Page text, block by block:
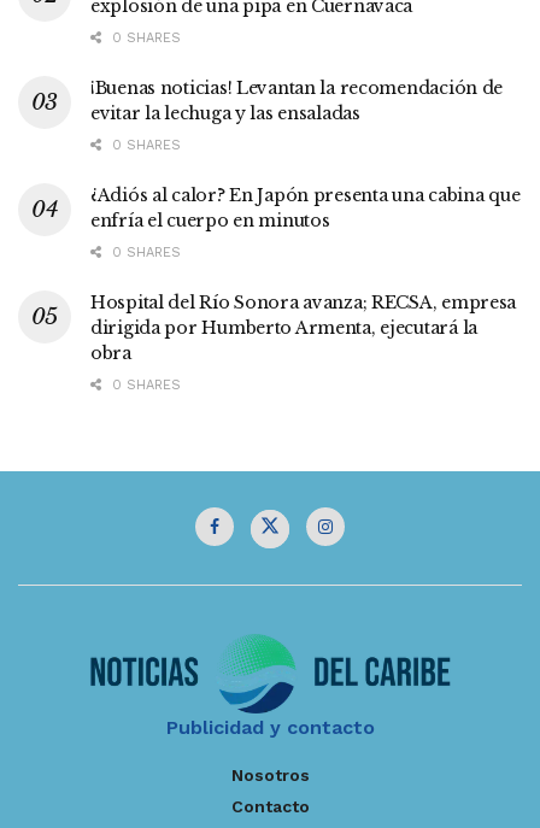
explosión de una pipa en Cuernavaca
0 SHARES
¡Buenas noticias! Levantan la recomendación de
evitar la lechuga y las ensaladas
0 SHARES
¿Adiós al calor? En Japón presenta una cabina que
enfría el cuerpo en minutos
0 SHARES
Hospital del Río Sonora avanza; RECSA, empresa
dirigida por Humberto Armenta, ejecutará la
obra
0 SHARES
Publicidad y contacto
Nosotros
Contacto